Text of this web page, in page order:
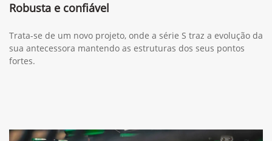
Robusta e confiável
Trata-se de um novo projeto, onde a série S traz a evolução da
sua antecessora mantendo as estruturas dos seus pontos
fortes.